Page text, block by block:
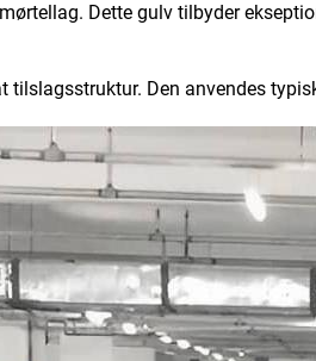
Dette gulv tilbyder
Den anvendes